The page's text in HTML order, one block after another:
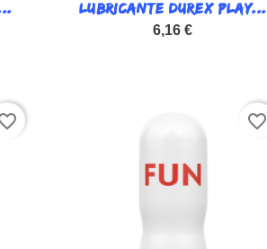
Vista rápida
LUBRICANTE DUREX PLAY...
6,16 €
favorite_border